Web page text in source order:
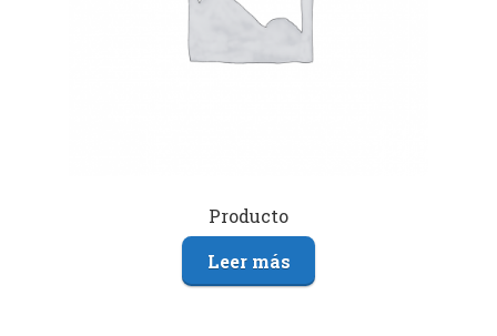
Producto
Leer más